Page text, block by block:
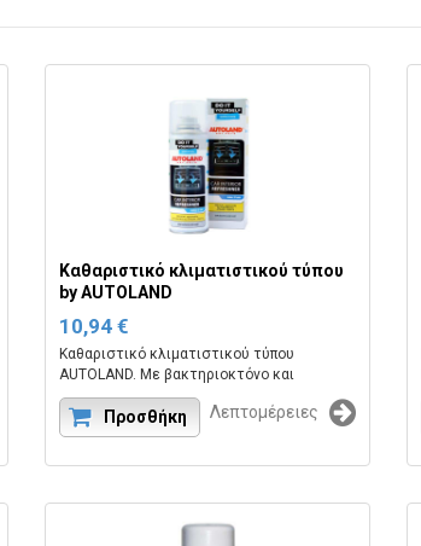
Καθαριστικό κλιματιστικού τύπου
by AUTOLAND
10,94 €
Καθαριστικό κλιματιστικού τύπου
AUTOLAND. Με βακτηριοκτόνο και
μυκητοκτόνο δράση. Άδεια του Υπουργού
Υγείας 6560/16.
Κωδικός εργοστασίου:ALD PRO CLIM MINI.
Προσθήκη Λεπτομέρειες